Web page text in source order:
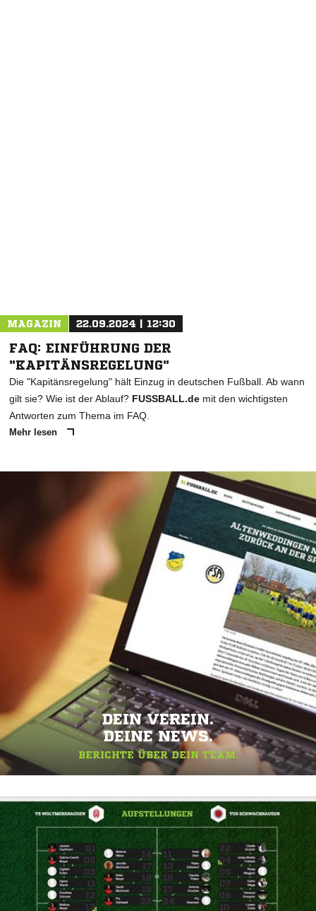
MAGAZIN 22.09.2024 | 12:30
FAQ: EINFÜHRUNG DER
"KAPITÄNSREGELUNG"
Die "Kapitänsregelung" hält Einzug in deutschen Fußball. Ab wann
gilt sie? Wie ist der Ablauf? FUSSBALL.de mit den wichtigsten
Antworten zum Thema im FAQ.
Mehr lesen
DEIN VEREIN.
DEINE NEWS.
BERICHTE ÜBER DEIN TEAM.